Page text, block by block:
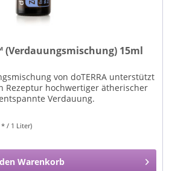
(Verdauungsmischung) 15ml
von doTERRA unterstützt
Rezeptur hochwertiger ätherischer
Verdauung.
* / 1 Liter)
Warenkorb